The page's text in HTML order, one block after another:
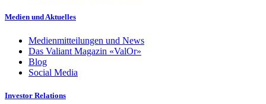
Medien und Aktuelles
Medienmitteilungen und News
Das Valiant Magazin «ValOr»
Blog
Social Media
Investor Relations